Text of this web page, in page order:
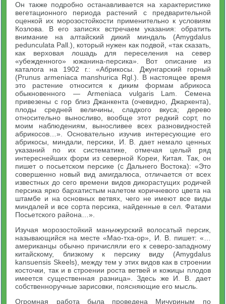
Он также подробно останавливается на характеристике
вегетационного периода растений с предварительной
оценкой их морозостойкости применительно к условиям
Козлова. В его записях встречаем указания: обратить
внимание на алтайский дикий миндаль (Amygdalus
pedunculata Pall.), который нужен как подвой, «так сказать,
как верховая лошадь для переселения на север
«убежденного» южанина-персика». Вот описание из
каталога на 1902 г.: «Абрикосы. Джунгарский горный
(Prunus armeniaca manshurica Rgl.). В настоящее время
это растение относится к диким формам абрикоса
обыкновенного — Armeniaca vulgaris Lam. Семена
привезены с гор близ Джанкента (очевидно, Джаркента),
плоды средней величины, сладкого вкуса; дерево
относительно выносливо, вообще этот редкий сорт, по
моим наблюдениям, выносливее всех разновидностей
абрикосов…». Основательно изучив интересующие его
абрикосы, миндали, персики, И. В. дает немало ценных
указаний по их систематике, отмечая целый ряд
интереснейших форм из северной Кореи, Китая. Так, он
пишет о посьетском персике (с Дальнего Востока): «Это
совершенно новый вид амигдалюса, отличается от всех
известных до сего времени видов дикорастущих родичей
персика ярко бархатистым налетом коричневого цвета на
штамбе и на основных ветвях, чего не имеют все виды
миндалей и все сорта персика, найденные в сел. Фатами
Посьетского района…».
Изучая морозостойкий маньчжурский волосатый персик,
называющийся на месте «Мао-тха-ор», И. В. пишет: «…
американцы обычно причисляли его к северо-западному
китайскому, близкому к персику виду (Amygdalus
kansuensis Skeels), между тем у этих видов как в строении
косточки, так и в строении роста ветвей и кожицы плодов
имеется существенная разница». Здесь же И. В. дает
собственноручные зарисовки, поясняющие его мысль.
Огромная работа была проведена Мичуриным по